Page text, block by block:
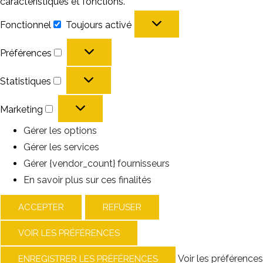
Fonctionnel
Fonctionnel
Toujours activé
Préférences
Statistiques
Marketing
Gérer les options
Gérer les services
Gérer {vendor_count} fournisseurs
En savoir plus sur ces finalités
ACCEPTER REFUSER
VOIR LES PRÉFÉRENCES
ENREGISTRER LES PRÉFÉRENCES Voir les préférences